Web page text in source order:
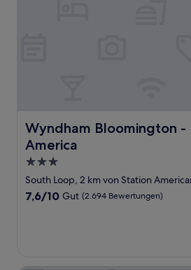
Wyndham Bloomington
America
Wyndham Bloomington - Mall
3.0-
Sterne-
Unterkunft
South Loop, 2 km von Station
7.6
7,6/10 Gut (2.694 Bewertungen)